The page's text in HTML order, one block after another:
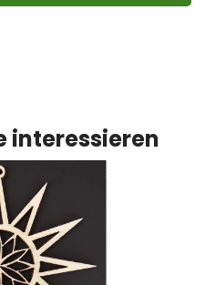
interessieren